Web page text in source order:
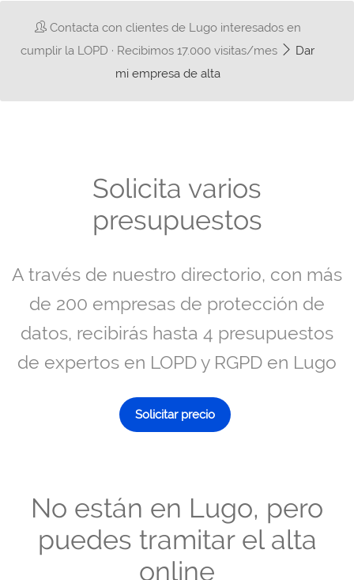
Contacta con clientes de Lugo interesados en
cumplir la LOPD · Recibimos 17.000 visitas/mes
Dar
mi empresa de alta
Solicita varios
presupuestos
A través de nuestro directorio, con más
de 200 empresas de protección de
datos, recibirás hasta 4 presupuestos
de expertos en LOPD y RGPD en Lugo
Solicitar precio
No están en Lugo, pero
puedes tramitar el alta
online